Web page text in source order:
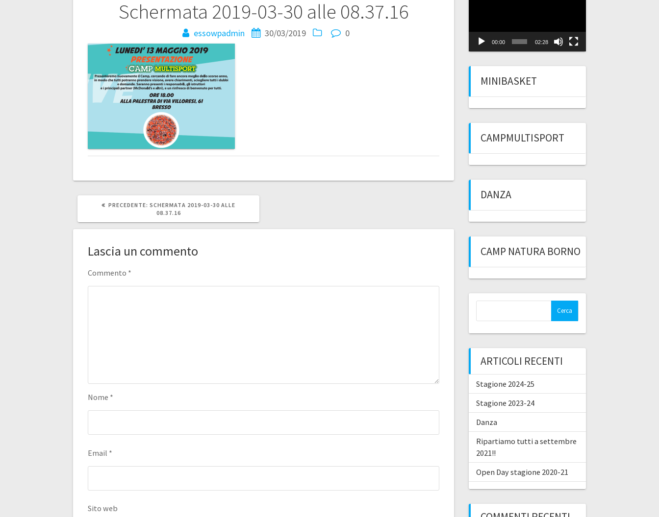
Schermata 2019-03-30 alle 08.37.16
essowpadmin 30/03/2019 0
Navigazione
PRECEDENTE: ARTICOLO
PRECEDENTE:
SCHERMATA 2019-03-30 ALLE
08.37.16
Lascia un commento
Commento *
Nome *
Email *
Sito web
00:00 02:28
MINIBASKET
CAMPMULTISPORT
DANZA
CAMP NATURA BORNO
ARTICOLI RECENTI
Stagione 2024-25
Stagione 2023-24
Danza
Ripartiamo tutti a settembre
2021!!
Open Day stagione 2020-21